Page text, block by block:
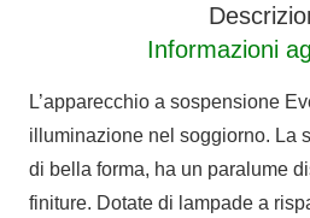
Informazioni
L’apparecchio a sospensione
illuminazione nel soggiorno. La
di bella forma, ha un paralume
finiture. Dotate di lampade a